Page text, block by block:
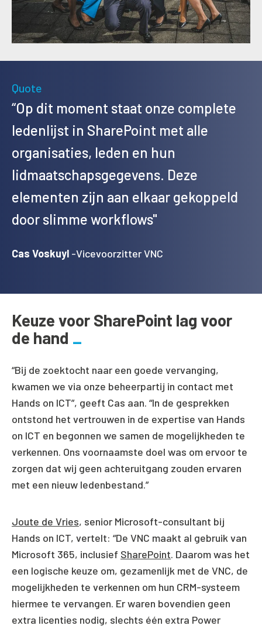
Quote
“Op dit moment staat onze complete
ledenlijst in SharePoint met alle
organisaties, leden en hun
lidmaatschapsgegevens. Deze
elementen zijn aan elkaar gekoppeld
door slimme workflows"
Cas Voskuyl -Vicevoorzitter VNC
Keuze voor SharePoint lag voor
de hand
“Bij de zoektocht naar een goede vervanging,
kwamen we via onze beheerpartij in contact met
Hands on ICT”, geeft Cas aan. “In de gesprekken
ontstond het vertrouwen in de expertise van Hands
on ICT en begonnen we samen de mogelijkheden te
verkennen. Ons voornaamste doel was om ervoor te
zorgen dat wij geen achteruitgang zouden ervaren
met een nieuw ledenbestand.”
Joute de Vries, senior Microsoft-consultant bij
Hands on ICT, vertelt: “De VNC maakt al gebruik van
Microsoft 365, inclusief SharePoint. Daarom was het
een logische keuze om, gezamenlijk met de VNC, de
mogelijkheden te verkennen om hun CRM-systeem
hiermee te vervangen. Er waren bovendien geen
extra licenties nodig, slechts één extra Power